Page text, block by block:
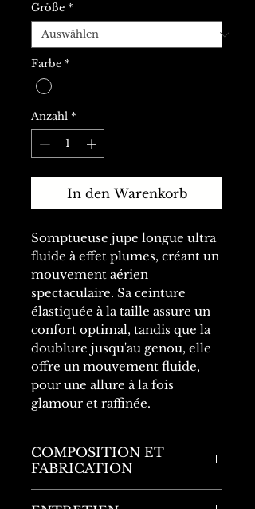
Größe *
Farbe *
Anzahl *
In den Warenkorb
Somptueuse jupe longue ultra
fluide à effet plumes, créant un
mouvement aérien
spectaculaire. Sa ceinture
élastiquée à la taille assure un
confort optimal, tandis que la
doublure jusqu'au genou, elle
offre un mouvement fluide,
pour une allure à la fois
glamour et raffinée.
COMPOSITION ET
FABRICATION